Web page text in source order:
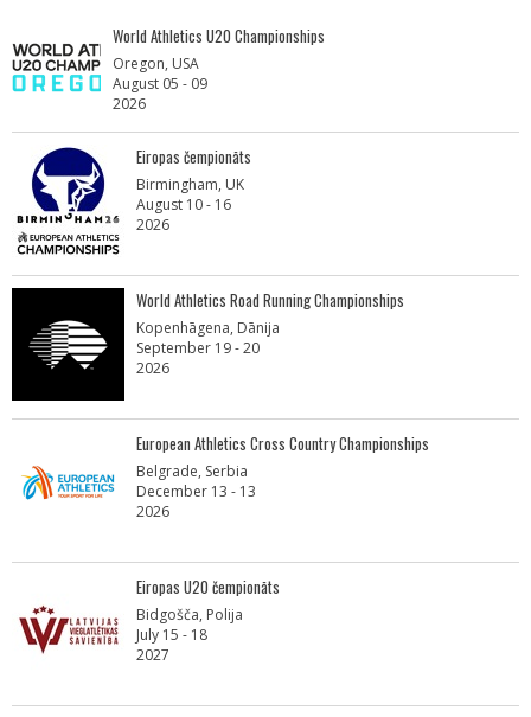
World Athletics U20 Championships
Oregon, USA
August 05 - 09
2026
Eiropas čempionāts
Birmingham, UK
August 10 - 16
2026
World Athletics Road Running Championships
Kopenhāgena, Dānija
September 19 - 20
2026
European Athletics Cross Country Championships
Belgrade, Serbia
December 13 - 13
2026
Eiropas U20 čempionāts
Bidgošča, Polija
July 15 - 18
2027